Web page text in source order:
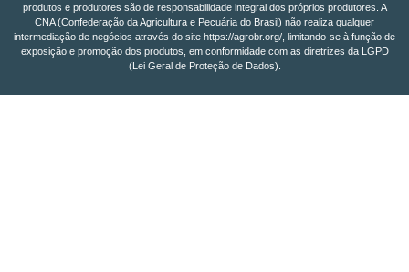
produtos e produtores são de responsabilidade integral dos próprios produtores. A
CNA (Confederação da Agricultura e Pecuária do Brasil) não realiza qualquer
intermediação de negócios através do site https://agrobr.org/, limitando-se à função de
exposição e promoção dos produtos, em conformidade com as diretrizes da LGPD
(Lei Geral de Proteção de Dados).